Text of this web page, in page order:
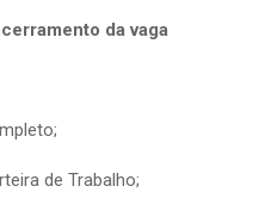
da vaga
de Trabalho;